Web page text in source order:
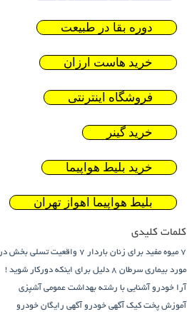
دوره بقا در طبیعت
خرید هاست ارزان
فروشگاه اینترنتی
خرید گینر
خرید بلیط هواپیما
بلیط هواپیما اهواز تهران
کلمات کلیدی
7 میوه مفید برای زنان باردار
7 واقعیت تسلی بخش در
مورد بیماری سرطان 8 دلیل برای اینکه دورکار شوید !
آرا خودرو آشنایی با رشته بهداشت عمومی آشپزی
آموزش پخت کیک آگهی خودرو آگهی رایگان خودرو